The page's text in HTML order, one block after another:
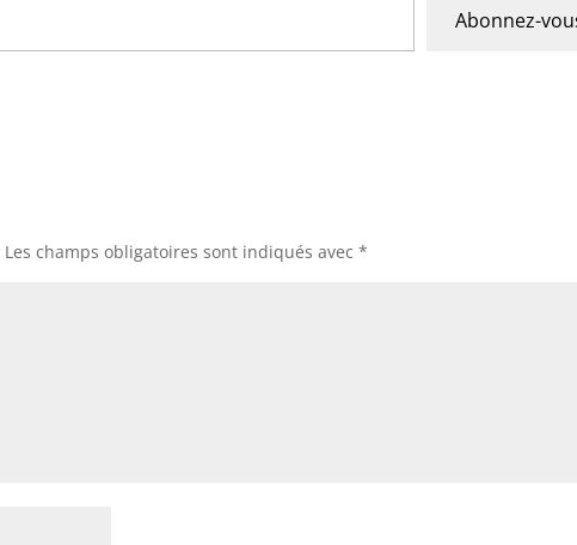
Abonnez-
Les champs obligatoires sont indiqués avec*